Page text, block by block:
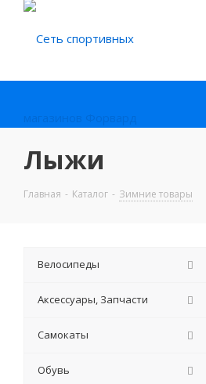
Лыжи
Главная - Каталог - Зимние товары
Велосипеды
Аксессуары, Запчасти
Самокаты
Обувь